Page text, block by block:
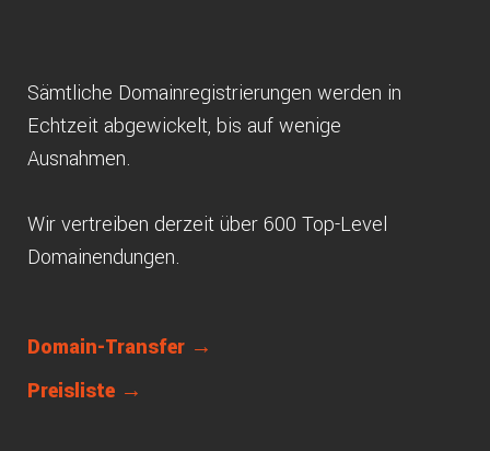
Sämtliche Domainregistrierungen werden in
Echtzeit abgewickelt, bis auf wenige
Ausnahmen.
Wir vertreiben derzeit über 600 Top-Level
Domainendungen.
Domain-Transfer →
Preisliste →